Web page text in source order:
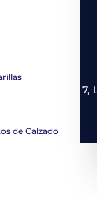
de Calzado
de Mendoza, 7,
2025.